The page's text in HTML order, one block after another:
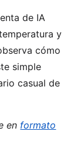
de IA
y
cómo
simple
casual de
en formato